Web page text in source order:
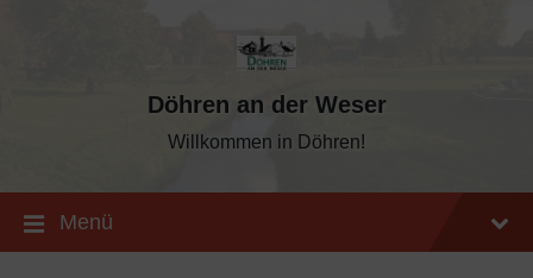
Döhren an der Weser
Willkommen in Döhren!
Menü